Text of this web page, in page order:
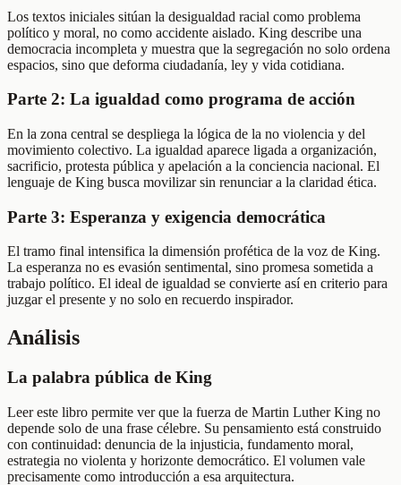
Los textos iniciales sitúan la desigualdad racial como problema
político y moral, no como accidente aislado. King describe una
democracia incompleta y muestra que la segregación no solo ordena
espacios, sino que deforma ciudadanía, ley y vida cotidiana.
Parte 2: La igualdad como programa de acción
En la zona central se despliega la lógica de la no violencia y del
movimiento colectivo. La igualdad aparece ligada a organización,
sacrificio, protesta pública y apelación a la conciencia nacional. El
lenguaje de King busca movilizar sin renunciar a la claridad ética.
Parte 3: Esperanza y exigencia democrática
El tramo final intensifica la dimensión profética de la voz de King.
La esperanza no es evasión sentimental, sino promesa sometida a
trabajo político. El ideal de igualdad se convierte así en criterio para
juzgar el presente y no solo en recuerdo inspirador.
Análisis
La palabra pública de King
Leer este libro permite ver que la fuerza de Martin Luther King no
depende solo de una frase célebre. Su pensamiento está construido
con continuidad: denuncia de la injusticia, fundamento moral,
estrategia no violenta y horizonte democrático. El volumen vale
precisamente como introducción a esa arquitectura.